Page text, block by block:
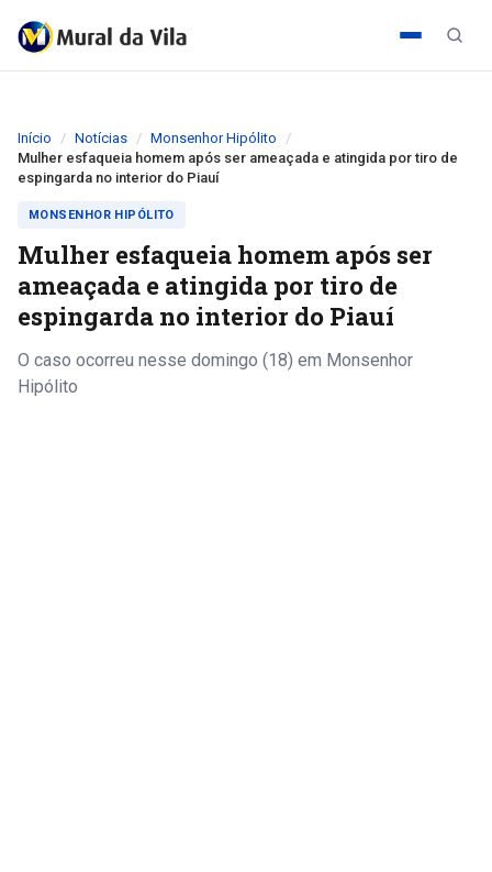
Início Notícias
Monsenhor Hipólito
Mulher esfaqueia homem após ser ameaçada e atingida por tiro de
espingarda no interior do Piauí
MONSENHOR HIPÓLITO
Mulher esfaqueia homem após ser
ameaçada e atingida por tiro de
espingarda no interior do Piauí
O caso ocorreu nesse domingo (18) em Monsenhor
Hipólito